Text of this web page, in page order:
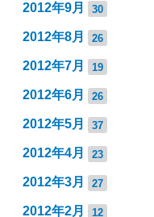
2012年9月 30
2012年8月 26
2012年7月 19
2012年6月 26
2012年5月 37
2012年4月 23
2012年3月 27
2012年2月 12